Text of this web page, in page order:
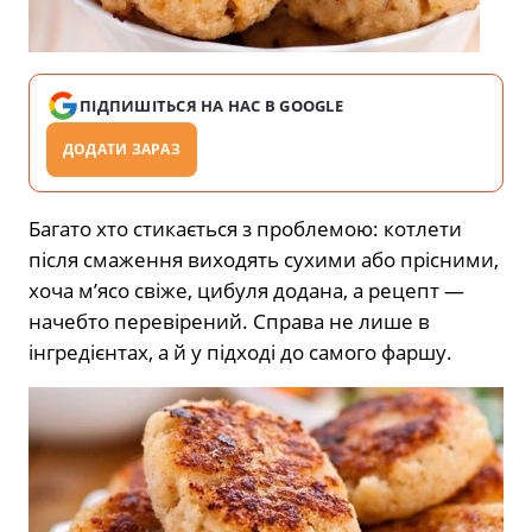
ПІДПИШІТЬСЯ НА НАС В GOOGLE
ДОДАТИ ЗАРАЗ
Багато хто стикається з проблемою: котлети
після смаження виходять сухими або прісними,
хоча м’ясо свіже, цибуля додана, а рецепт —
начебто перевірений. Справа не лише в
інгредієнтах, а й у підході до самого фаршу.